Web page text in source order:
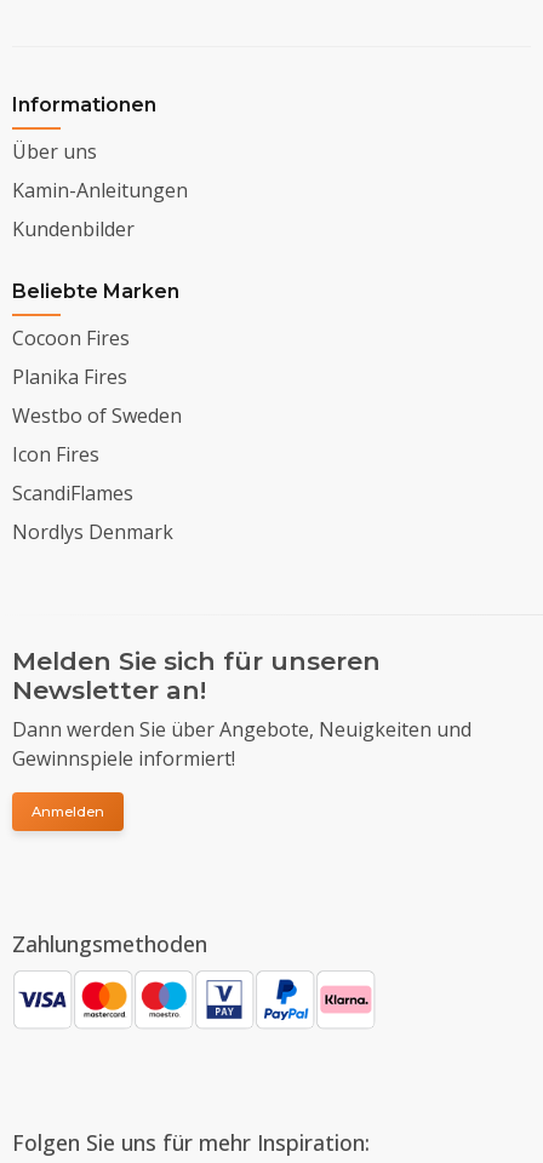
Informationen
Über uns
Kamin-Anleitungen
Kundenbilder
Beliebte Marken
Cocoon Fires
Planika Fires
Westbo of Sweden
Icon Fires
ScandiFlames
Nordlys Denmark
Melden Sie sich für unseren
Newsletter an!
Dann werden Sie über Angebote, Neuigkeiten und
Gewinnspiele informiert!
Anmelden
Zahlungsmethoden
Folgen Sie uns für mehr Inspiration: